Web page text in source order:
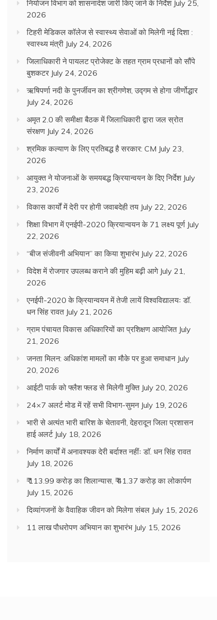
नियोजन विभाग को शासनादेश जारी किए जाने के निर्देश July 25,
2026
टिहरी मेडिकल कॉलेज से स्वास्थ्य सेवाओं को मिलेगी नई दिशा :
स्वास्थ्य मंत्री July 24, 2026
जिलाधिकारी ने पायलट प्रोजेक्ट के तहत ग्राम प्रधानों को सौंपे
बुशकटर July 24, 2026
ऋषिपर्णा नदी के पुनर्जीवन का श्रीगणेश, उद्गम से होगा जीर्णोद्धार
July 24, 2026
अमृत 2.0 की समीक्षा बैठक में जिलाधिकारी द्वारा जल स्रोत
संरक्षण July 24, 2026
श्रमिक कल्याण के लिए प्रतिबद्ध है सरकार: CM July 23,
2026
आयुक्त ने योजनाओं के समयबद्ध क्रियान्वयन के दिए निर्देश July
23, 2026
विकास कार्यों में देरी पर होगी जवाबदेही तय July 22, 2026
शिक्षा विभाग में एनईपी-2020 क्रियान्वयन के 71 लक्ष्य पूर्ण July
22, 2026
“बीज संजीवनी अभियान” का किया शुभारंभ July 22, 2026
विदेश में रोजगार उपलब्ध कराने की मुहिम बढ़ी आगे July 21,
2026
एनईपी-2020 के क्रियान्वयन में तेजी लायें विश्वविद्यालयः डॉ.
धन सिंह रावत July 21, 2026
ग्राम पंचायत विकास अधिकारियों का प्रशिक्षण आयोजित July
21, 2026
जनता मिलन: अधिकांश मामलों का मौके पर हुआ समाधान July
20, 2026
आईटी पार्क को फ्लैश फ्लड से मिलेगी मुक्ति July 20, 2026
24×7 अलर्ट मोड में रहें सभी विभाग-सुमन July 19, 2026
भारी से अत्यंत भारी बारिश के चेतावनी, देहरादून जिला प्रशासन
हाई अलर्ट July 18, 2026
निर्माण कार्यों में अनावश्यक देरी बर्दाश्त नहींः डाॅ. धन सिंह रावत
July 18, 2026
₹ 113.99 करोड़ का शिलान्यास, ₹ 41.37 करोड़ का लोकार्पण
July 15, 2026
दिव्यांगजनों के वैवाहिक जीवन को मिलेगा संबल July 15, 2026
11 लाख पौधरोपण अभियान का शुभारंभ July 15, 2026